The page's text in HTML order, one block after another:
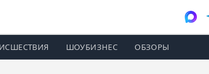
ШОУБИЗНЕС ОБЗОРЫ